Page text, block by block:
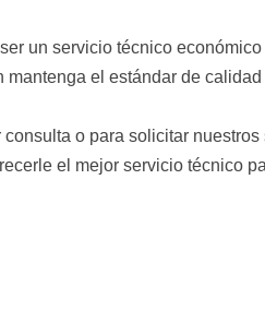
un servicio técnico
mantenga el estándar de
consulta o para solicitar
el mejor servicio técnico